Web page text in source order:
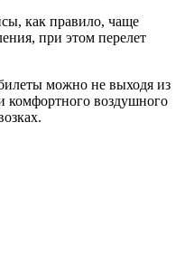
как правило, чаще
при этом перелет
можно не выходя из
комфортного воздушного